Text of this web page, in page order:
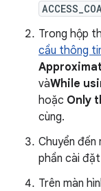
Trong hộp
cầu thông
vàWhile
hoặc Only
cùng.
Chuyển đến
phần cài
Trên màn